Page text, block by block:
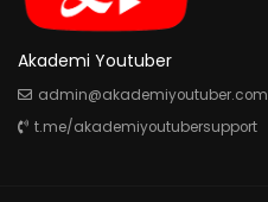
Akademi Youtuber
admin@akademiyoutuber.com
t.me/akademiyoutubersupport